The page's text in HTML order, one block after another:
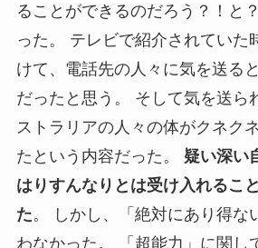
ることができるのだろう？！と
った。 テレビで紹介されていた
けて、電話先の人々に気を送る
だったと思う。 そして気を送ら
ストラリアの人々の体がクネク
たという内容だった。 疑い深い
はりすんなりとは受け入れるこ
た。 しかし、「絶対にあり得な
わなかった。 「超能力」に関し